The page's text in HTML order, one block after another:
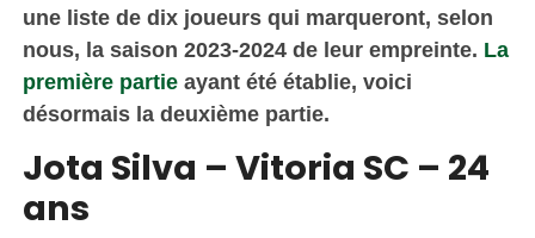
une liste de dix joueurs qui marqueront, selon
nous, la saison 2023-2024 de leur empreinte. La
première partieayant été établie, voici
désormais la deuxième partie.
Jota Silva – Vitoria SC – 24
ans